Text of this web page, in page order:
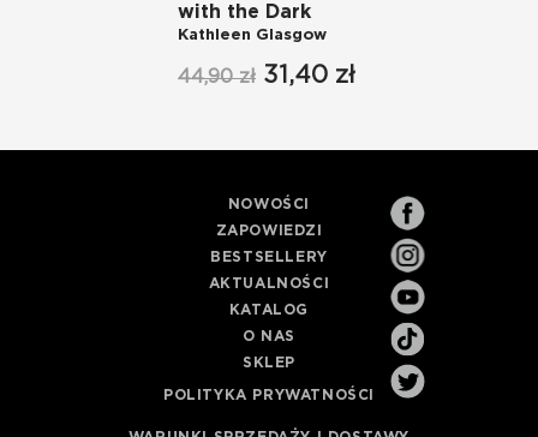
with the Dark
Kathleen Glasgow
44,90 zł 31,40 zł
NOWOŚCI
ZAPOWIEDZI
BESTSELLERY
AKTUALNOŚCI
KATALOG
O NAS
SKLEP
POLITYKA PRYWATNOŚCI